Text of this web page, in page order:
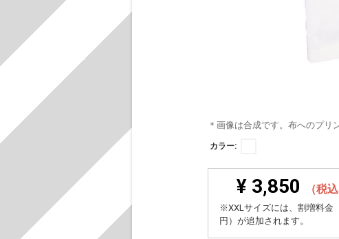
＊画像は合成です。布へのプリ
カラー:
¥ 3,850 （税込
※XXLサイズには、割増料金
円）が追加されます。